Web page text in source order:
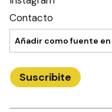
Contacto
Añadir como fuente en
Suscribite